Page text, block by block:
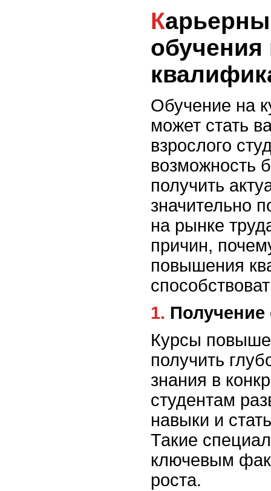
Карьерный рост после
Обучение на
может стать
взрослого
возможность
получить
значительно
на рынке
причин,
повышения
1.
Курсы
получить
знания в
студентам
навыки и
Такие
ключевым
роста.